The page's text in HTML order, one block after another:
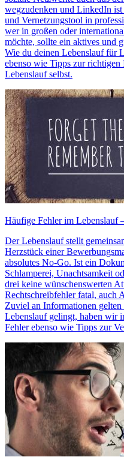
wegzudenken und LinkedIn
und Vernetzungstool in
wer in großen oder
möchte, sollte ein aktives und
Wie du deinen Lebenslauf für
ebenso wie Tipps zur
Lebenslauf selbst.
Häufige Fehler im Lebenslauf
Der Lebenslauf stellt
Herzstück einer
absolutes No-Go. Ist ein
Schlamperei, Unachtsamkeit
drei keine wünschenswerten
Rechtschreibfehler fatal, auch
Zuviel an Informationen
Lebenslauf gelingt, haben wir
Fehler ebenso wie Tipps zur